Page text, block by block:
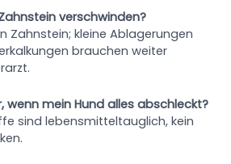
verschwinden?
Zahnstein; kleine Ablagerungen
brauchen weiter
wenn mein Hund alles abschleckt?
sind lebensmitteltauglich, kein